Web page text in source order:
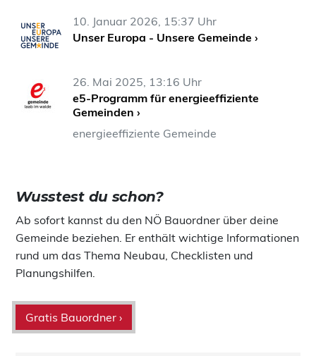
10. Januar 2026, 15:37 Uhr
Unser Europa - Unsere Gemeinde ›
26. Mai 2025, 13:16 Uhr
e5-Programm für energieeffiziente
Gemeinden ›
energieeffiziente Gemeinde
Wusstest du schon?
Ab sofort kannst du den NÖ Bauordner über deine
Gemeinde beziehen. Er enthält wichtige Informationen
rund um das Thema Neubau, Checklisten und
Planungshilfen.
Gratis Bauordner ›